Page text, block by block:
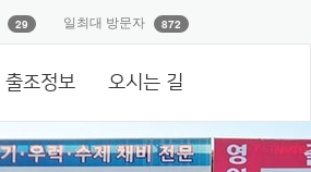
29 일최대 방문자 872
출조정보 오시는 길